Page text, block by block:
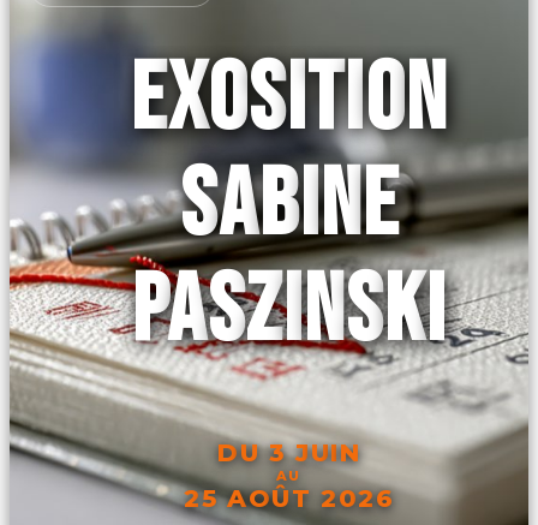
EXOSITION
SABINE
PASZINSKI
DU 3 JUIN
AU
25 AOÛT 2026